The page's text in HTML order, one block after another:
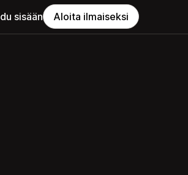
sisään Aloita ilmaiseksi